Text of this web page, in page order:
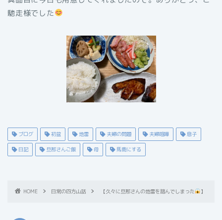
馳走様でした
ブログ 初盆 地雷 夫婦の問題 夫婦喧嘩 息子
日記 旦那さんご飯 母 馬鹿にする
HOME 日常の四方山話 【久々に旦那さんの地雷を踏んでしまった 】